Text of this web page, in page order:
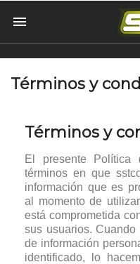

Términos y
Términos y
El presente Política
términos en que
información que es
al momento de
está comprometida
sus usuarios.
de información
identificado, lo